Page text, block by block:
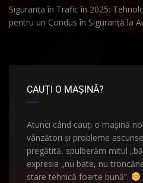
Siguranța în Trafic în 2025:
pentru un Condus în Siguranță la
CAUȚI O MAȘINĂ?
Atunci când cauți o mașină
vânzători și probleme
pregătită, spulberăm mitul
expresia „nu bate, nu
stare tehnică foarte bună”.